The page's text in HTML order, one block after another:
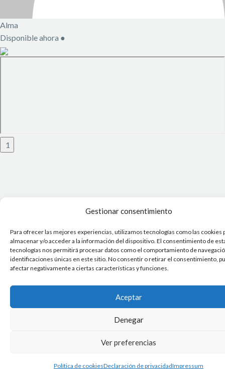
Gestionar consentimiento
Para ofrecer las mejores experiencias, utilizamos tecnologías como las cookies
almacenar y/o acceder a la información del dispositivo. El consentimiento de
tecnologías nos permitirá procesar datos como el comportamiento de
identificaciones únicas en este sitio. No consentir o retirar el consentimiento,
afectar negativamente a ciertas características y funciones.
Aceptar
Denegar
Ver preferencias
Política de cookiesDeclaración de privacidadImpressum
Alma
Disponible ahora ●
1